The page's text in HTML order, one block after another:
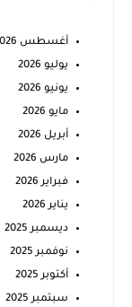
أغسطس 2026
يوليو 2026
يونيو 2026
مايو 2026
أبريل 2026
مارس 2026
فبراير 2026
يناير 2026
ديسمبر 2025
نوفمبر 2025
أكتوبر 2025
سبتمبر 2025